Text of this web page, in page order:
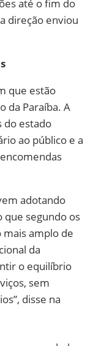
até o fim do
direção enviou
que estão
da Paraíba. A
do estado
ao público e a
adotando
que segundo os
amplo de
da
o equilíbrio
sem
disse na